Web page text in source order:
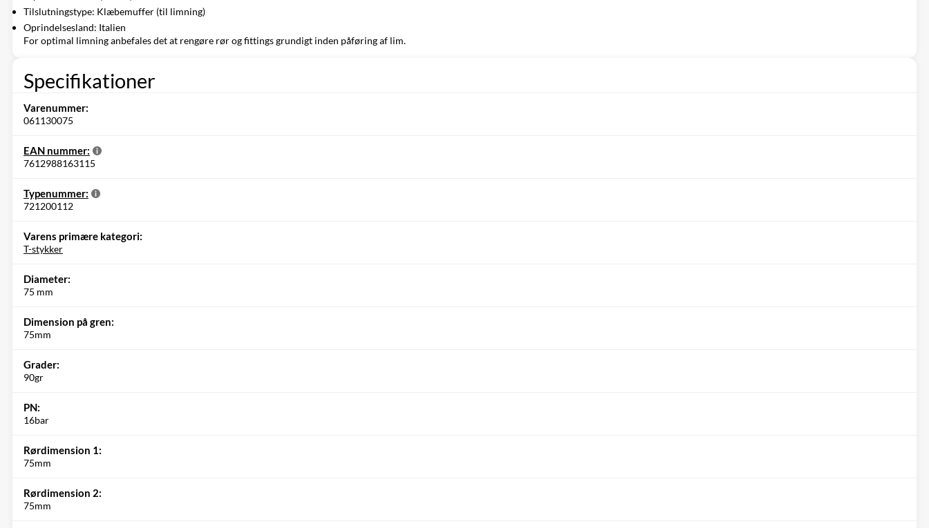
Tilslutningstype: Klæbemuffer (til limning)
Oprindelsesland: Italien
For optimal limning anbefales det at rengøre rør og fittings grundigt inden påføring af lim.
Specifikationer
Varenummer:
061130075
EAN nummer:
7612988163115
Typenummer:
721200112
Varens primære kategori:
T-stykker
Diameter:
75 mm
Dimension på gren:
75mm
Grader:
90gr
PN:
16bar
Rørdimension 1:
75mm
Rørdimension 2:
75mm